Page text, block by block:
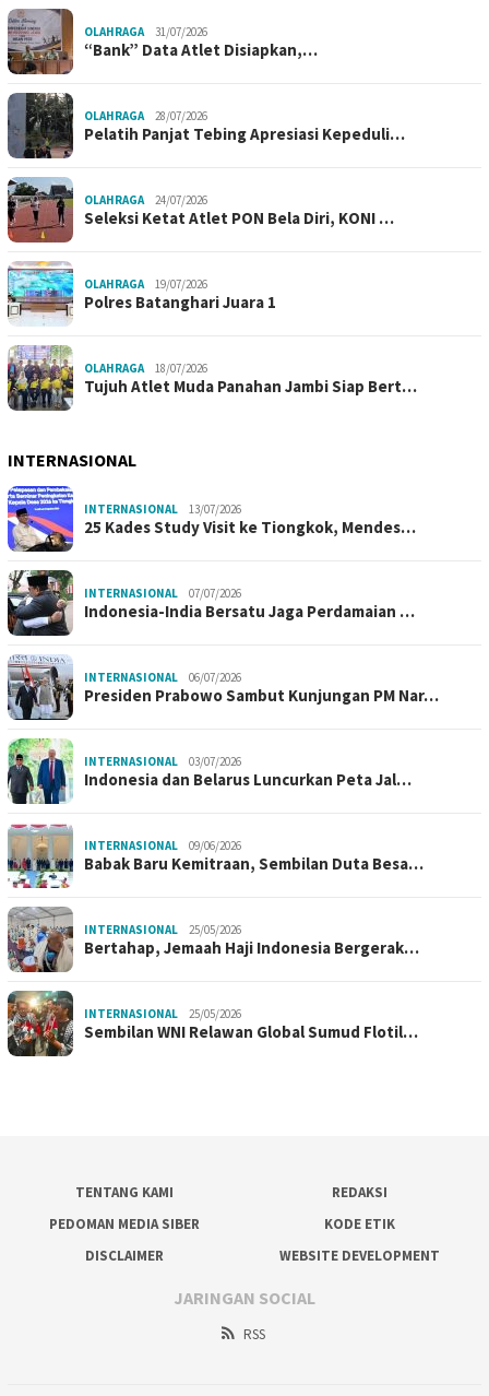
OLAHRAGA 31/07/2026
“Bank” Data Atlet Disiapkan,…
OLAHRAGA 28/07/2026
Pelatih Panjat Tebing Apresiasi Kepeduli…
OLAHRAGA 24/07/2026
Seleksi Ketat Atlet PON Bela Diri, KONI …
OLAHRAGA 19/07/2026
Polres Batanghari Juara 1
OLAHRAGA 18/07/2026
Tujuh Atlet Muda Panahan Jambi Siap Bert…
INTERNASIONAL
INTERNASIONAL 13/07/2026
25 Kades Study Visit ke Tiongkok, Mendes…
INTERNASIONAL 07/07/2026
Indonesia-India Bersatu Jaga Perdamaian …
INTERNASIONAL 06/07/2026
Presiden Prabowo Sambut Kunjungan PM Nar…
INTERNASIONAL 03/07/2026
Indonesia dan Belarus Luncurkan Peta Jal…
INTERNASIONAL 09/06/2026
Babak Baru Kemitraan, Sembilan Duta Besa…
INTERNASIONAL 25/05/2026
Bertahap, Jemaah Haji Indonesia Bergerak…
INTERNASIONAL 25/05/2026
Sembilan WNI Relawan Global Sumud Flotil…
TENTANG KAMI
REDAKSI
PEDOMAN MEDIA SIBER
KODE ETIK
DISCLAIMER
WEBSITE DEVELOPMENT
JARINGAN SOCIAL
RSS